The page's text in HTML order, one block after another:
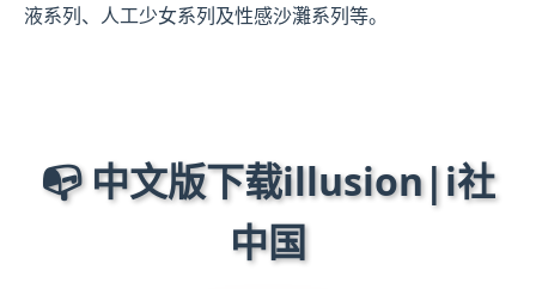
液系列、人工少女系列及性感沙灘系列等。
📭 中文版下载illusion|i社
中国